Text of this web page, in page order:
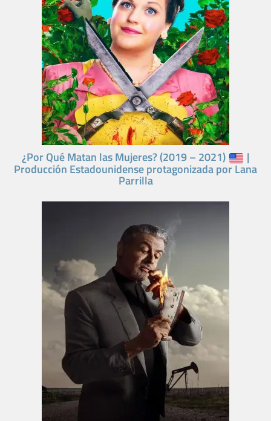
¿Por Qué Matan las Mujeres? (2019 – 2021) |
Producción Estadounidense protagonizada por Lana
Parrilla